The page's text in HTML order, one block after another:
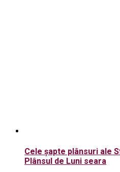
Cele șapte plânsuri ale
Plânsul de Luni seara